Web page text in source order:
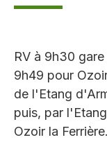
RV à 9h30
9h49 pour
de l'Etang
puis, par
Ozoir la